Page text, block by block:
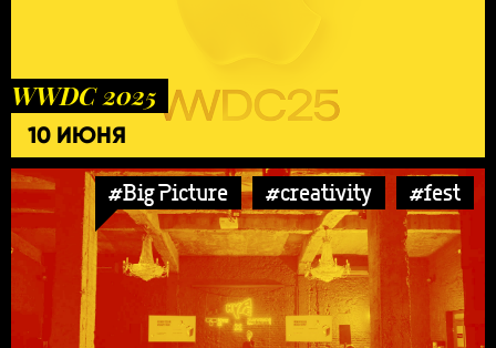
WWDC 2025
10 ИЮНЯ
#Big Picture #creativity #fest